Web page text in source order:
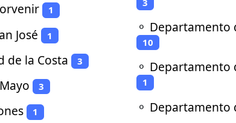
1
José 1
de la Costa 3
3
1
⚬ Departamento
10
⚬ Departamento
1
⚬ Departamento